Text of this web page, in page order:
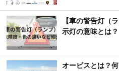
【車の警告灯（
示灯の意味とは？
オービスとは？